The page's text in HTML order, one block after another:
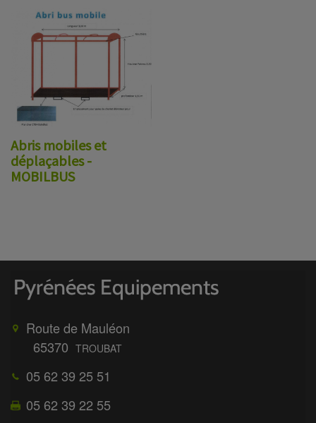
Abris mobiles et
déplaçables -
MOBILBUS
Route de Mauléon
65370 TROUBAT
05 62 39 25 51
05 62 39 22 55